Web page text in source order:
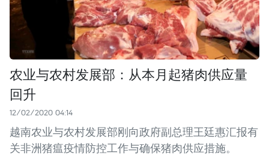
农业与农村发展部：从本月起猪肉供应量
回升
12/02/2020 04:14
越南农业与农村发展部刚向政府副总理王廷惠汇报有
关非洲猪瘟疫情防控工作与确保猪肉供应措施。